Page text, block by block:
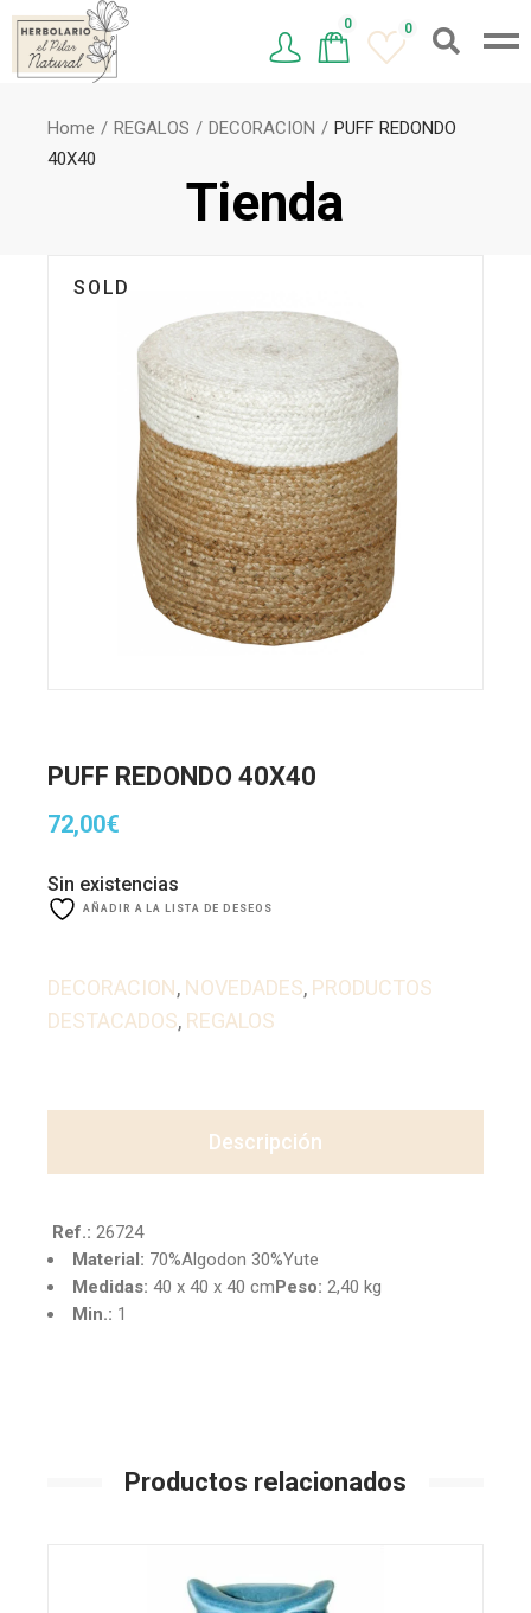
0 0
Tienda
Home REGALOS DECORACION
PUFF REDONDO
40X40
SOLD
PUFF REDONDO 40X40
72,00€
Sin existencias
AÑADIR A LA LISTA DE DESEOS
DECORACION, NOVEDADES, PRODUCTOS
DESTACADOS, REGALOS
Descripción
Ref.: 26724
Material: 70%Algodon 30%Yute
Medidas: 40 x 40 x 40 cm Peso: 2,40 kg
Min.: 1
Productos relacionados